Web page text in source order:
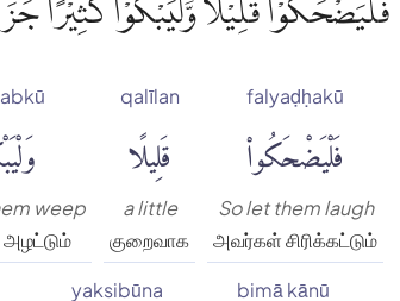
فَلْيَضْحَكُوْا قَلِيْلًا وَّلْيَبْكُوْا كَثِيْرًاۚ
falyaḍḥakū
فَلْيَضْحَكُوا۟
So let them laugh
அவர்கள் சிரிக்கட்டும்
qalīlan
قَلِيلًا
a little
குறைவாக
weep
bimā kānū
yaksibūna